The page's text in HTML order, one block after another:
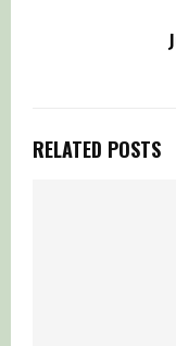
RELATED POSTS